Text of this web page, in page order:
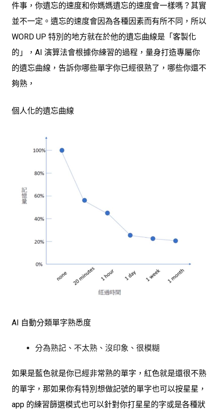
件事，你遺忘的速度和你媽媽遺忘的速度會一樣嗎？ 其實
並不一定 。遺忘的速度會因為各種因素而有所不同，所以
WORD UP 特別的地方就在於他的遺忘曲線是「客製化
的」
，AI 演算法會根據你練習的過程，量身打造專屬你
的遺忘曲線，告訴你哪些單字你已經很熟了，哪些你還不
夠熟，
個人化的遺忘曲線
AI 自動分類單字熟悉度
分為熟記、不太熟、沒印象、很模糊
如果是藍色就是你已經非常熟的單字，紅色就是還很不熟
的單字，那如果你有特別想做記號的單字也可以按星星，
app 的練習篩選模式也可以針對你打星星的字或是各種狀